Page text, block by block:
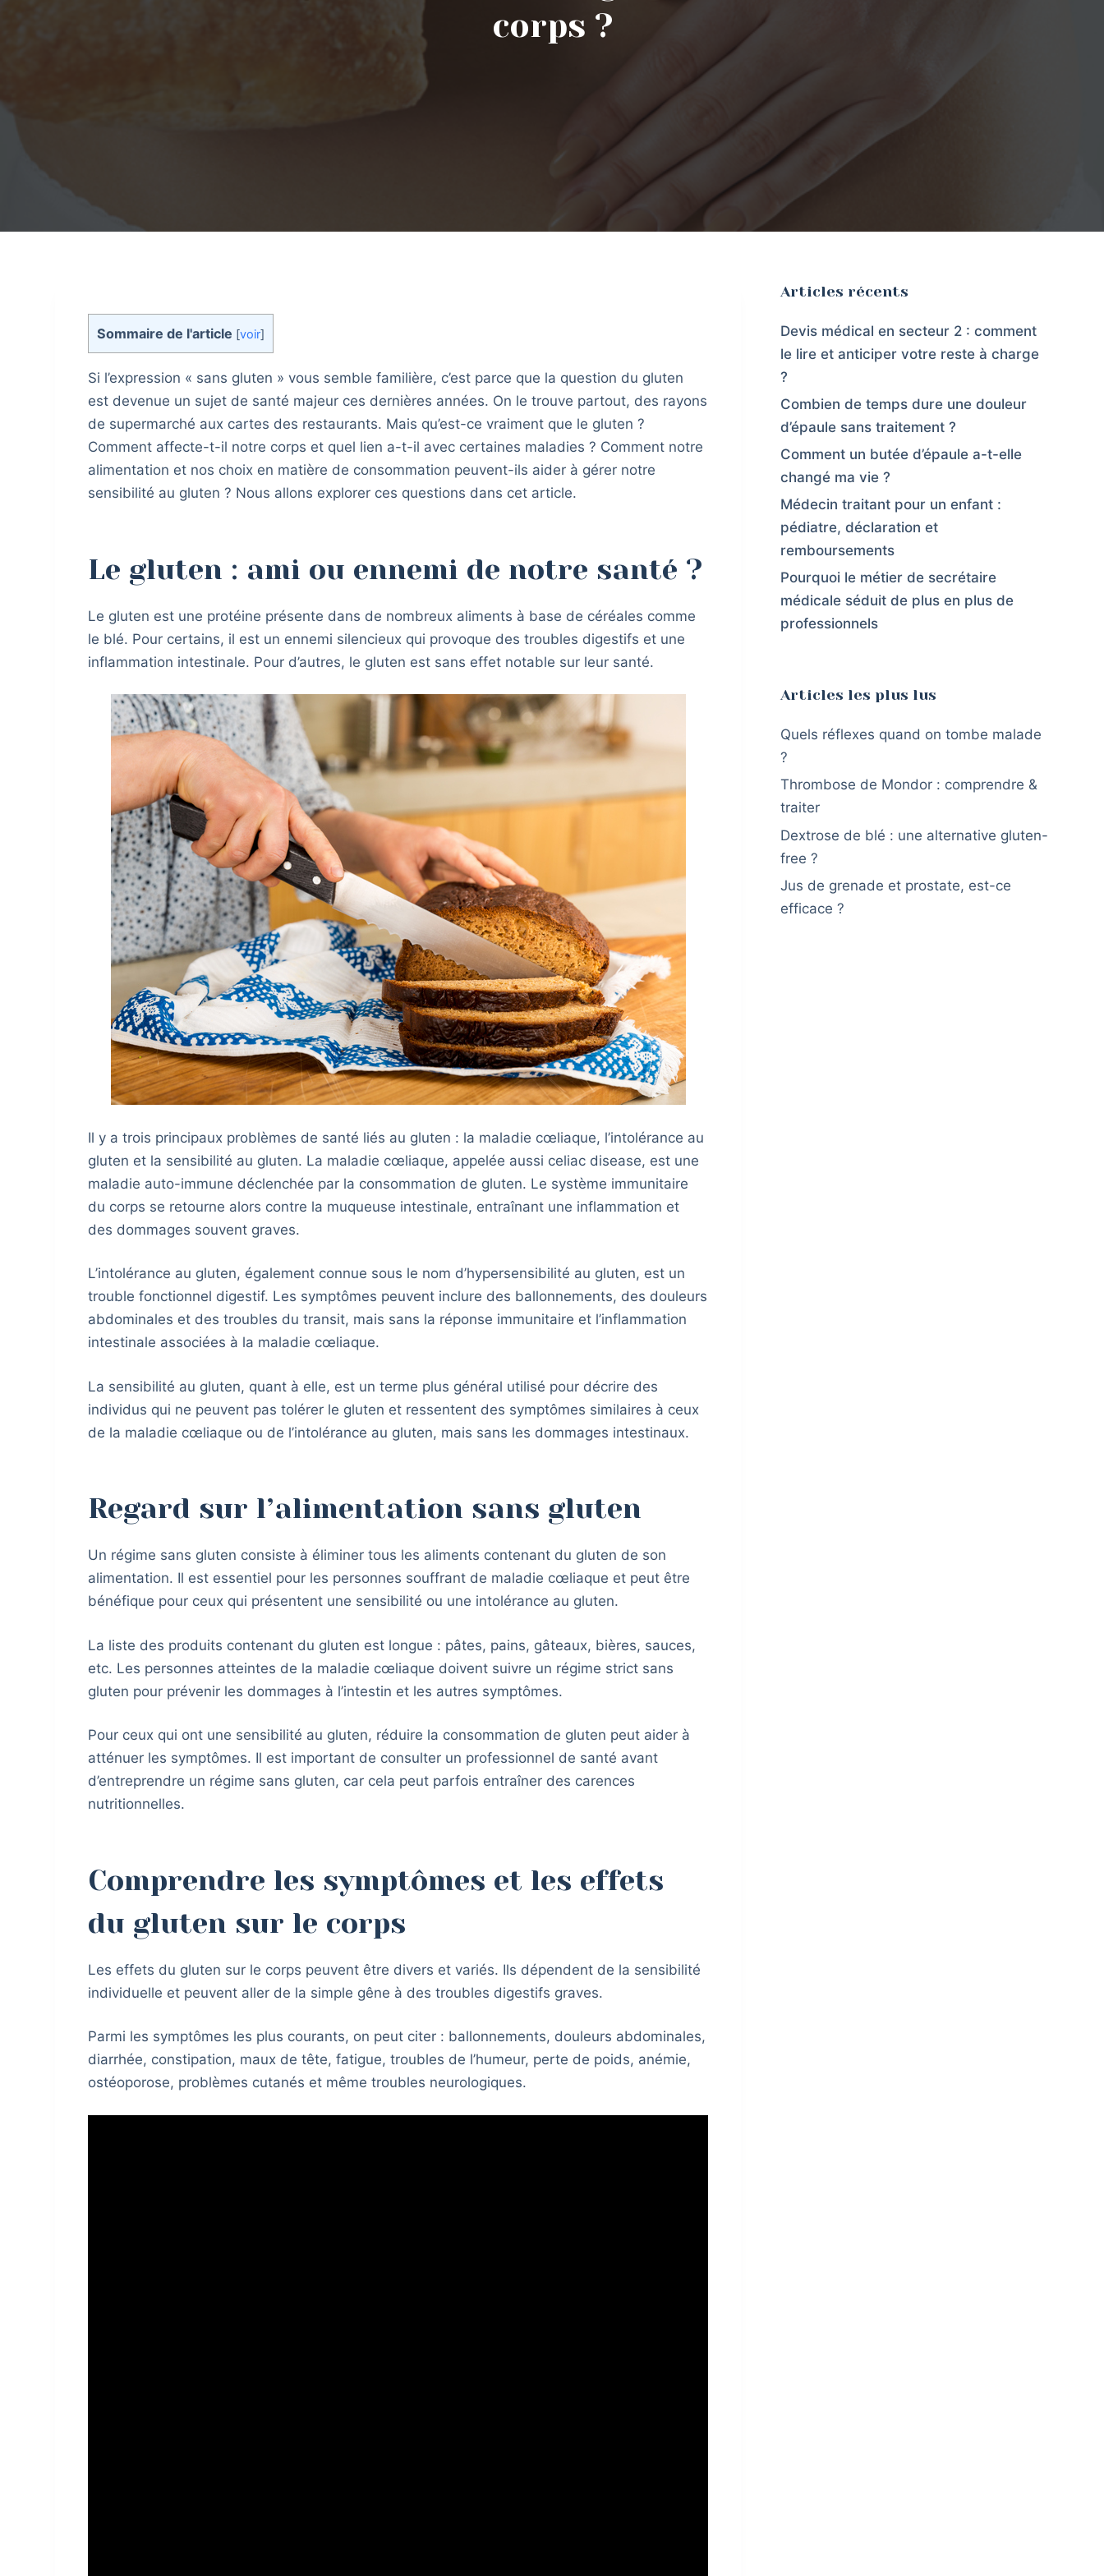
corps ?
Sommaire de l'article [voir]
Si l’expression « sans gluten » vous semble familière, c’est parce que la question du gluten
est devenue un sujet de santé majeur ces dernières années. On le trouve partout, des rayons
de supermarché aux cartes des restaurants. Mais qu’est-ce vraiment que le gluten ?
Comment affecte-t-il notre corps et quel lien a-t-il avec certaines maladies ? Comment notre
alimentation et nos choix en matière de consommation peuvent-ils aider à gérer notre
sensibilité au gluten ? Nous allons explorer ces questions dans cet article.
Le gluten : ami ou ennemi de notre santé ?
Le gluten est une protéine présente dans de nombreux aliments à base de céréales comme
le blé. Pour certains, il est un ennemi silencieux qui provoque des troubles digestifs et une
inflammation intestinale. Pour d’autres, le gluten est sans effet notable sur leur santé.
Il y a trois principaux problèmes de santé liés au gluten : la maladie cœliaque, l’intolérance au
gluten et la sensibilité au gluten. La maladie cœliaque, appelée aussi celiac disease, est une
maladie auto-immune déclenchée par la consommation de gluten. Le système immunitaire
du corps se retourne alors contre la muqueuse intestinale, entraînant une inflammation et
des dommages souvent graves.
L’intolérance au gluten, également connue sous le nom d’hypersensibilité au gluten, est un
trouble fonctionnel digestif. Les symptômes peuvent inclure des ballonnements, des douleurs
abdominales et des troubles du transit, mais sans la réponse immunitaire et l’inflammation
intestinale associées à la maladie cœliaque.
La sensibilité au gluten, quant à elle, est un terme plus général utilisé pour décrire des
individus qui ne peuvent pas tolérer le gluten et ressentent des symptômes similaires à ceux
de la maladie cœliaque ou de l’intolérance au gluten, mais sans les dommages intestinaux.
Regard sur l’alimentation sans gluten
Un régime sans gluten consiste à éliminer tous les aliments contenant du gluten de son
alimentation. Il est essentiel pour les personnes souffrant de maladie cœliaque et peut être
bénéfique pour ceux qui présentent une sensibilité ou une intolérance au gluten.
La liste des produits contenant du gluten est longue : pâtes, pains, gâteaux, bières, sauces,
etc. Les personnes atteintes de la maladie cœliaque doivent suivre un régime strict sans
gluten pour prévenir les dommages à l’intestin et les autres symptômes.
Pour ceux qui ont une sensibilité au gluten, réduire la consommation de gluten peut aider à
atténuer les symptômes. Il est important de consulter un professionnel de santé avant
d’entreprendre un régime sans gluten, car cela peut parfois entraîner des carences
nutritionnelles.
Comprendre les symptômes et les effets
du gluten sur le corps
Les effets du gluten sur le corps peuvent être divers et variés. Ils dépendent de la sensibilité
individuelle et peuvent aller de la simple gêne à des troubles digestifs graves.
Parmi les symptômes les plus courants, on peut citer : ballonnements, douleurs abdominales,
diarrhée, constipation, maux de tête, fatigue, troubles de l’humeur, perte de poids, anémie,
ostéoporose, problèmes cutanés et même troubles neurologiques.
Articles récents
Devis médical en secteur 2 : comment
le lire et anticiper votre reste à charge
?
Combien de temps dure une douleur
d’épaule sans traitement ?
Comment un butée d’épaule a-t-elle
changé ma vie ?
Médecin traitant pour un enfant :
pédiatre, déclaration et
remboursements
Pourquoi le métier de secrétaire
médicale séduit de plus en plus de
professionnels
Articles les plus lus
Quels réflexes quand on tombe malade
?
Thrombose de Mondor : comprendre &
traiter
Dextrose de blé : une alternative gluten-
free ?
Jus de grenade et prostate, est-ce
efficace ?